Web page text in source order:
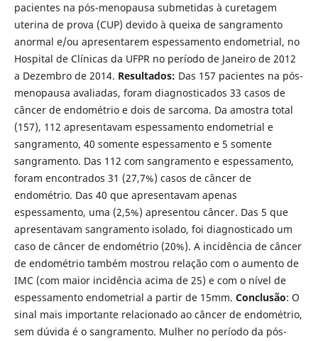
pacientes na pós-menopausa submetidas à curetagem
uterina de prova (CUP) devido à queixa de sangramento
anormal e/ou apresentarem espessamento endometrial, no
Hospital de Clí­nicas da UFPR no perí­odo de Janeiro de 2012
a Dezembro de 2014. Resultados: Das 157 pacientes na pós-
menopausa avaliadas, foram diagnosticados 33 casos de
câncer de endométrio e dois de sarcoma. Da amostra total
(157), 112 apresentavam espessamento endometrial e
sangramento, 40 somente espessamento e 5 somente
sangramento. Das 112 com sangramento e espessamento,
foram encontrados 31 (27,7%) casos de câncer de
endométrio. Das 40 que apresentavam apenas
espessamento, uma (2,5%) apresentou câncer. Das 5 que
apresentavam sangramento isolado, foi diagnosticado um
caso de câncer de endométrio (20%). A incidência de câncer
de endométrio também mostrou relação com o aumento de
IMC (com maior incidência acima de 25) e com o ní­vel de
espessamento endometrial a partir de 15mm. Conclusão: O
sinal mais importante relacionado ao câncer de endométrio,
sem dúvida é o sangramento. Mulher no perí­odo da pós-